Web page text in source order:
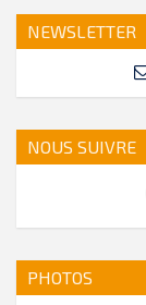
NEWSLETTER
NOUS SUIVRE
PHOTOS